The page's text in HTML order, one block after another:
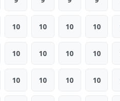
10 10 10 10
10 10 10 10
10 10 10 10